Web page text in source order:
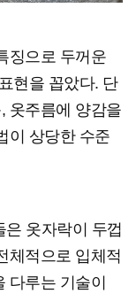
징으로 두꺼운
현을 꼽았다. 단
옷주름에 양감을
이 상당한 수준
옷자락이 두껍
체적으로 입체적
다루는 기술이